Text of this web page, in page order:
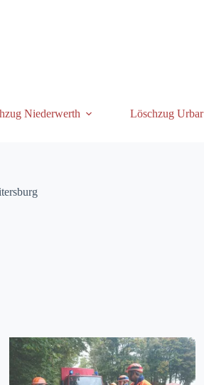
Niederwerth Löschzug Urbar